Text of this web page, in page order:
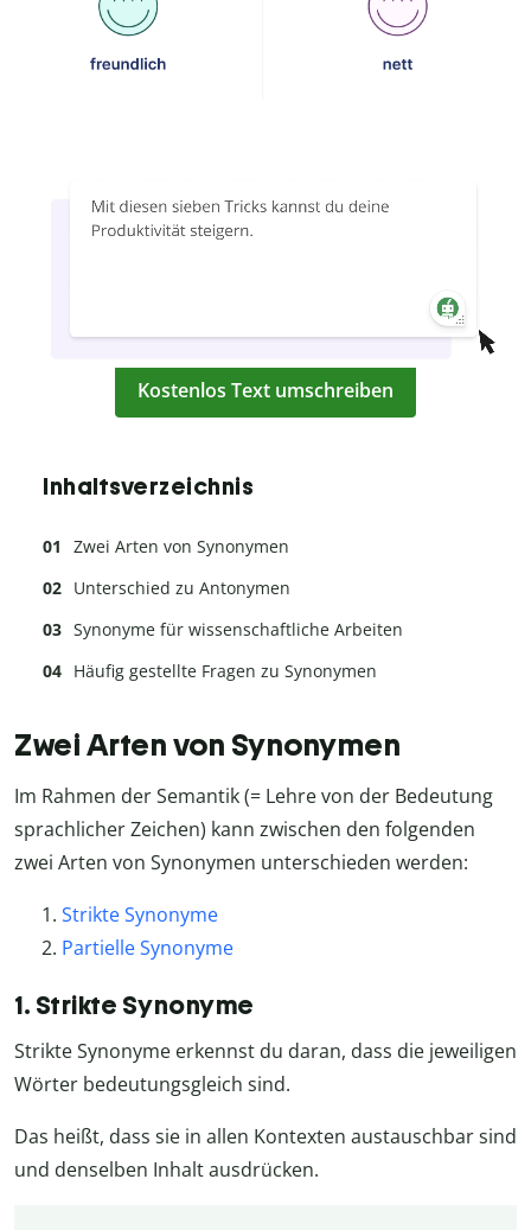
Kostenlos Text umschreiben
Inhaltsverzeichnis
Zwei Arten von Synonymen
Unterschied zu Antonymen
Synonyme für wissenschaftliche Arbeiten
Häufig gestellte Fragen zu Synonymen
Zwei Arten von Synonymen
Im Rahmen der Semantik (= Lehre von der Bedeutung
sprachlicher Zeichen) kann zwischen den folgenden
zwei Arten von Synonymen unterschieden werden:
Strikte Synonyme
Partielle Synonyme
1. Strikte Synonyme
Strikte Synonyme erkennst du daran, dass die jeweiligen
Wörter bedeutungsgleich sind.
Das heißt, dass sie in allen Kontexten austauschbar sind
und denselben Inhalt ausdrücken.